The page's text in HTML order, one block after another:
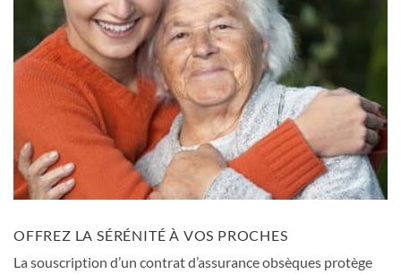
OFFREZ LA SÉRÉNITÉ À VOS PROCHES
La souscription d’un contrat d’assurance obsèques protège